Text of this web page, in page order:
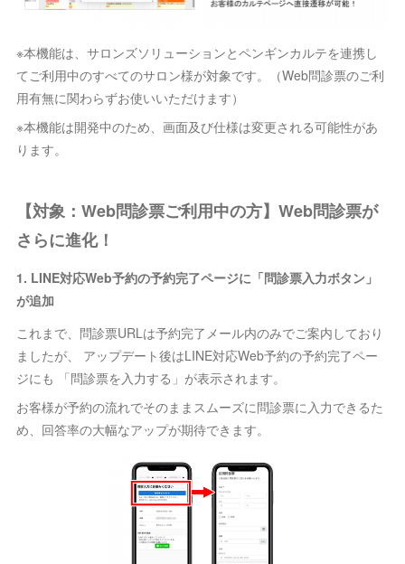
※本機能は、サロンズソリューションとペンギンカルテを連携し
てご利用中のすべてのサロン様が対象です。（Web問診票のご利
用有無に関わらずお使いいただけます）
※本機能は開発中のため、画面及び仕様は変更される可能性があ
ります。
【対象：Web問診票ご利用中の方】Web問診票が
さらに進化！
1. LINE対応Web予約の予約完了ページに「問診票入力ボタン」
が追加
これまで、問診票URLは予約完了メール内のみでご案内しており
ましたが、 アップデート後はLINE対応Web予約の予約完了ペー
ジにも 「問診票を入力する」が表示されます。
お客様が予約の流れでそのままスムーズに問診票に入力できるた
め、回答率の大幅なアップが期待できます。